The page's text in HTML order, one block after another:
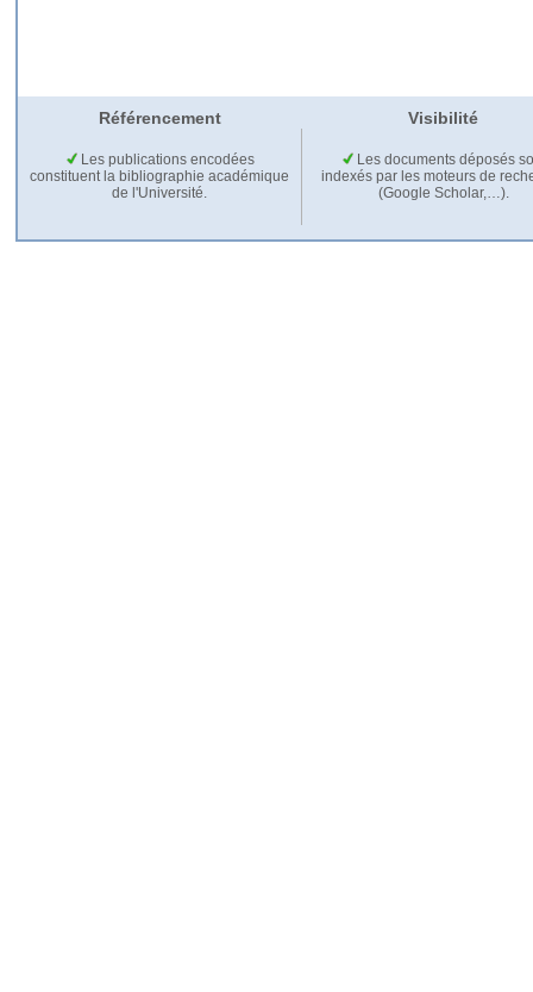
Référencement Visibilité
Les publications encodées
constituent la bibliographie académique
de l'Université.
Les documents déposés
indexés par les moteurs de
(Google Scholar,…).